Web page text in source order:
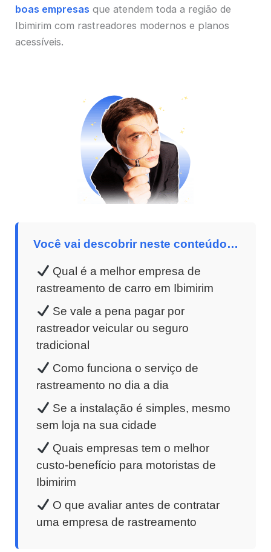
boas empresas que atendem toda a região de
Ibimirim com rastreadores modernos e planos
acessíveis.
Você vai descobrir neste conteúdo…
Qual é a melhor empresa de
rastreamento de carro em Ibimirim
Se vale a pena pagar por
rastreador veicular ou seguro
tradicional
Como funciona o serviço de
rastreamento no dia a dia
Se a instalação é simples, mesmo
sem loja na sua cidade
Quais empresas tem o melhor
custo-benefício para motoristas de
Ibimirim
O que avaliar antes de contratar
uma empresa de rastreamento